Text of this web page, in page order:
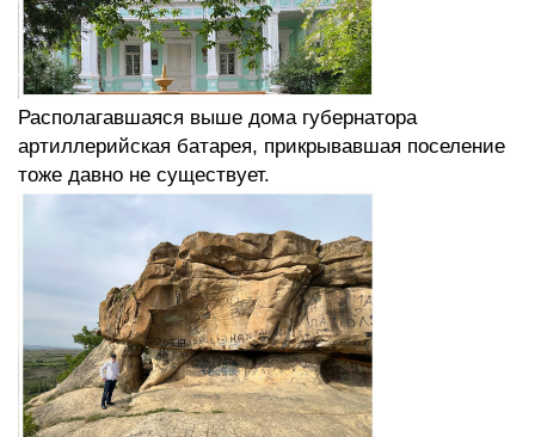
Располагавшаяся выше дома губернатора
артиллерийская батарея, прикрывавшая поселение
тоже давно не существует.